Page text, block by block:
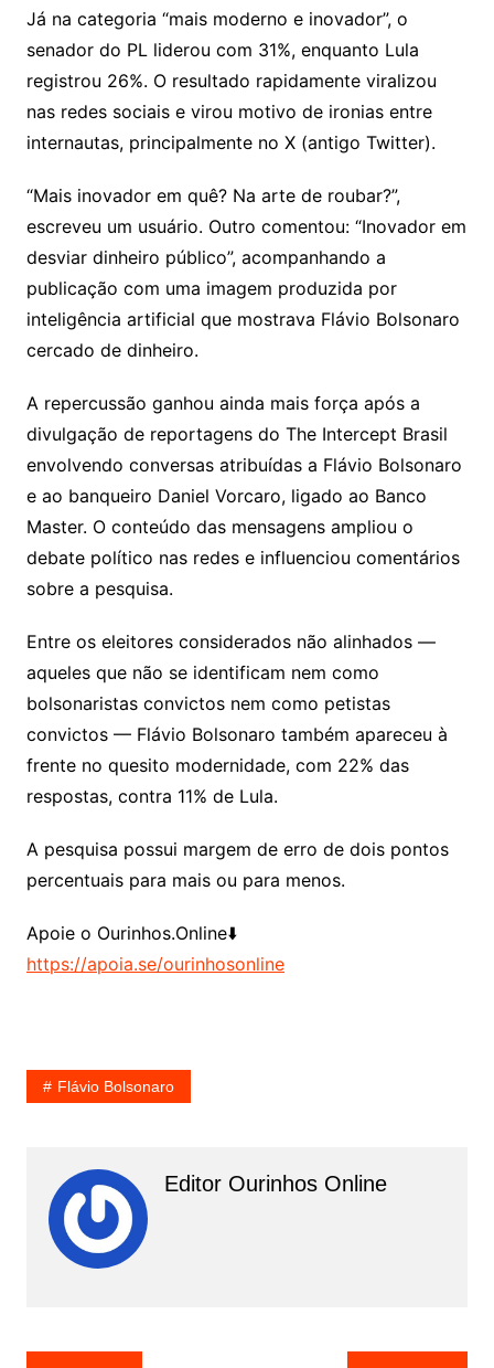
Já na categoria “mais moderno e inovador”, o
senador do PL liderou com 31%, enquanto Lula
registrou 26%. O resultado rapidamente viralizou
nas redes sociais e virou motivo de ironias entre
internautas, principalmente no X (antigo Twitter).
“Mais inovador em quê? Na arte de roubar?”,
escreveu um usuário. Outro comentou: “Inovador em
desviar dinheiro público”, acompanhando a
publicação com uma imagem produzida por
inteligência artificial que mostrava Flávio Bolsonaro
cercado de dinheiro.
A repercussão ganhou ainda mais força após a
divulgação de reportagens do The Intercept Brasil
envolvendo conversas atribuídas a Flávio Bolsonaro
e ao banqueiro Daniel Vorcaro, ligado ao Banco
Master. O conteúdo das mensagens ampliou o
debate político nas redes e influenciou comentários
sobre a pesquisa.
Entre os eleitores considerados não alinhados —
aqueles que não se identificam nem como
bolsonaristas convictos nem como petistas
convictos — Flávio Bolsonaro também apareceu à
frente no quesito modernidade, com 22% das
respostas, contra 11% de Lula.
A pesquisa possui margem de erro de dois pontos
percentuais para mais ou para menos.
Apoie o Ourinhos.Online⬇️
https://apoia.se/ourinhosonline
Flávio Bolsonaro
Editor Ourinhos Online